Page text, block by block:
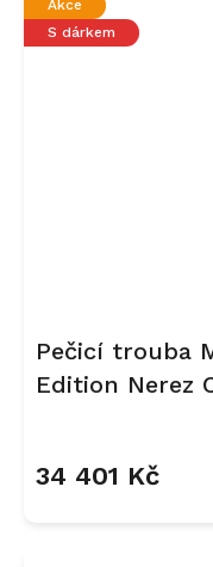
Akce
S dárkem
Pečicí trouba
Edition Nerez
34 401 Kč